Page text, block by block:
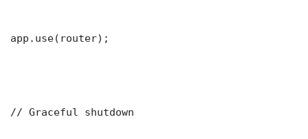
app.use(router);
// Graceful shutdown